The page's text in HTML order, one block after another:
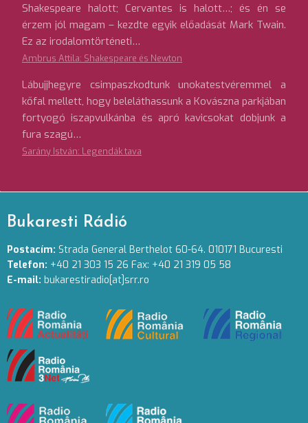
Shakespeare halott; Cervantes is halott…; és én se
érzem jól magam – kezdte egyik előadását Mark Twain.
Ez az irodalomtörténeti…
Ambrus Attila: Shakespeare és Newton
Lábujjhegyre csimpaszkodtunk unokatestvéremmel a
kőfal mellett, hogy beleláthassunk a Kovászna parkjában
fortyogó iszapvulkánba és apró kavicsokat dobjunk a
fura szagú…
Sarány István: Legendák tava
Bukaresti Rádió
Postacím: Strada General Berthelot 60-64. 010171 Bucuresti
Telefon: +40 21 303 15 26 Fax: +40 21 319 05 58
E-mail: bukarestiradio[at]srr.ro